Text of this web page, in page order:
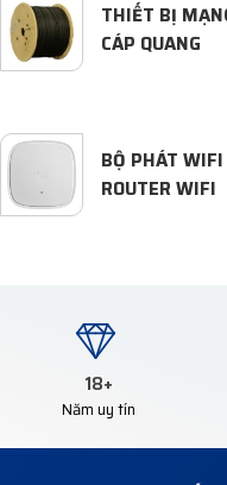
THIẾT BỊ
CÁP QUANG
BỘ PHÁT WIFI
ROUTER WIFI
18+
Năm uy tín